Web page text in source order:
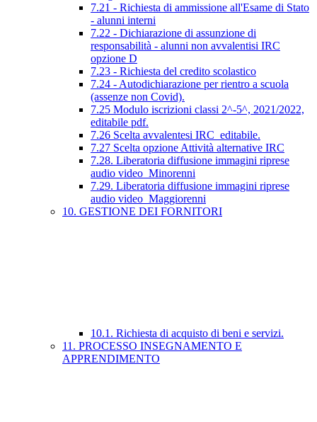
7.21 - Richiesta di ammissione all'Esame di Stato
- alunni interni
7.22 - Dichiarazione di assunzione di
responsabilità - alunni non avvalentisi IRC
opzione D
7.23 - Richiesta del credito scolastico
7.24 - Autodichiarazione per rientro a scuola
(assenze non Covid).
7.25 Modulo iscrizioni classi 2^-5^, 2021/2022,
editabile pdf.
7.26 Scelta avvalentesi IRC_editabile.
7.27 Scelta opzione Attività alternative IRC
7.28. Liberatoria diffusione immagini riprese
audio video_Minorenni
7.29. Liberatoria diffusione immagini riprese
audio video_Maggiorenni
10. GESTIONE DEI FORNITORI
10.1. Richiesta di acquisto di beni e servizi.
11. PROCESSO INSEGNAMENTO E
APPRENDIMENTO